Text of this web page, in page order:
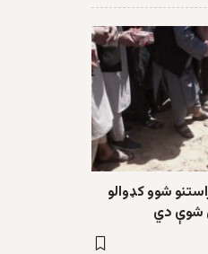
۶۵ زره او ۱۵۴ راستنو شوو کډوالو
شوې دي